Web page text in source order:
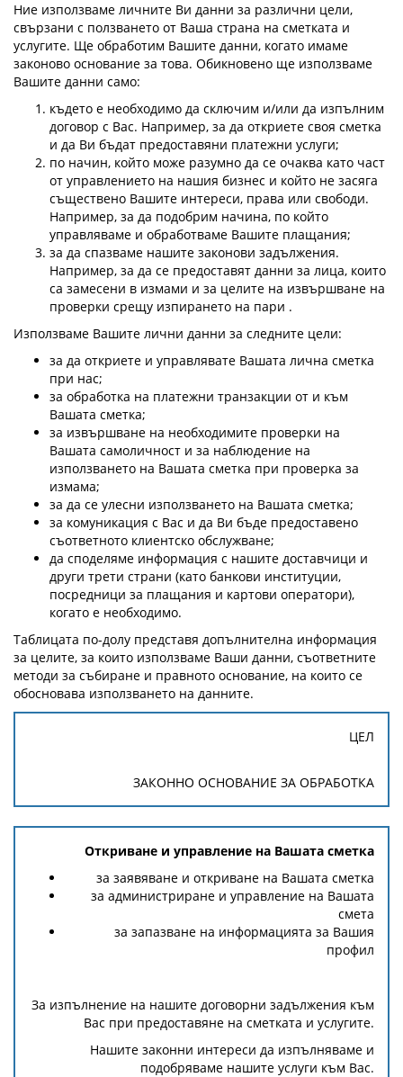
Ние използваме личните Ви данни за различни цели,
свързани с ползването от Ваша страна на сметката и
услугите. Ще обработим Вашите данни, когато имаме
законово основание за това. Обикновено ще използваме
Вашите данни само:
където е необходимо да сключим и/или да изпълним
договор с Вас. Например, за да откриете своя сметка
и да Ви бъдат предоставяни платежни услуги;
по начин, който може разумно да се очаква като част
от управлението на нашия бизнес и който не засяга
съществено Вашите интереси, права или свободи.
Например, за да подобрим начина, по който
управляваме и обработваме Вашите плащания;
за да спазваме нашите законови задължения.
Например, за да се предоставят данни за лица, които
са замесени в измами и за целите на извършване на
проверки срещу изпирането на пари .
Използваме Вашите лични данни за следните цели:
за да откриете и управлявате Вашата лична сметка
при нас;
за обработка на платежни транзакции от и към
Вашата сметка;
за извършване на необходимите проверки на
Вашата самоличност и за наблюдение на
използването на Вашата сметка при проверка за
измама;
за да се улесни използването на Вашата сметка;
за комуникация с Вас и да Ви бъде предоставено
съответното клиентско обслужване;
да споделяме информация с нашите доставчици и
други трети страни (като банкови институции,
посредници за плащания и картови оператори),
когато е необходимо.
Таблицата по-долу представя допълнителна информация
за целите, за които използваме Ваши данни, съответните
методи за събиране и правното основание, на които се
обосновава използването на данните.
ЦЕЛ
ЗАКОННО ОСНОВАНИЕ ЗА ОБРАБОТКА
Откриване и управление на Вашата сметка
за заявяване и откриване на Вашата сметка
за администриране и управление на Вашата
смета
за запазване на информацията за Вашия
профил
За изпълнение на нашите договорни задължения към
Вас при предоставяне на сметката и услугите.
Нашите законни интереси да изпълняваме и
подобряваме нашите услуги към Вас.